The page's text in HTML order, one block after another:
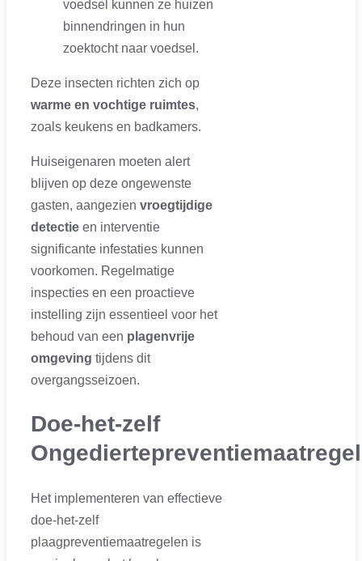
voedsel kunnen ze huizen
binnendringen in hun
zoektocht naar voedsel.
Deze insecten richten zich op
warme en vochtige ruimtes,
zoals keukens en badkamers.
Huiseigenaren moeten alert
blijven op deze ongewenste
gasten, aangezien vroegtijdige
detectie en interventie
significante infestaties kunnen
voorkomen. Regelmatige
inspecties en een proactieve
instelling zijn essentieel voor het
behoud van een plagenvrije
omgeving tijdens dit
overgangsseizoen.
Doe-het-zelf
Het implementeren van effectieve
doe-het-zelf
plaagpreventiemaatregelen is